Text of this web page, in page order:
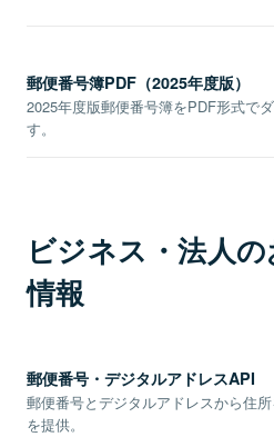
郵便番号簿PDF（2025年度版）
2025年度版郵便番号簿をPDF形式で
す。
ビジネス・法人
情報
郵便番号・デジタルアドレスAPI
郵便番号とデジタルアドレスから住
を提供。